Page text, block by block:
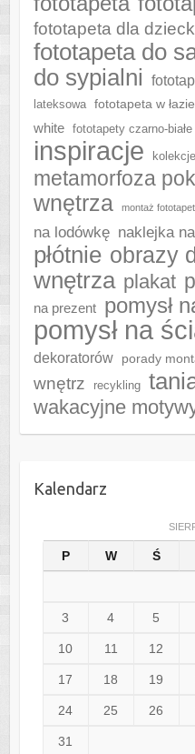
fototapeta dla
fototapeta do
do sypialni
lateksowa
fototapeta w
white
fototapety czarno-białe
inspiracje
metamorfoza
wnętrza
montaż
na lodówkę naklejka
płótnie obrazy
wnętrza plakat
na prezent pomysł
pomysł na
dekoratorów
porady
wnętrz
recykling
wakacyjne
Kalendarz
P W Ś
3 4 5
10 11 12
17 18 19
24 25 26
31